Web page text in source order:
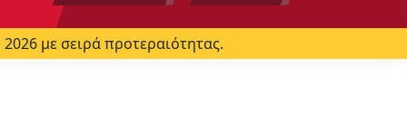
με σειρά προτεραιότητας.